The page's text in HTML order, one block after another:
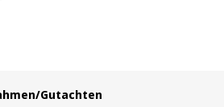
Gutachten